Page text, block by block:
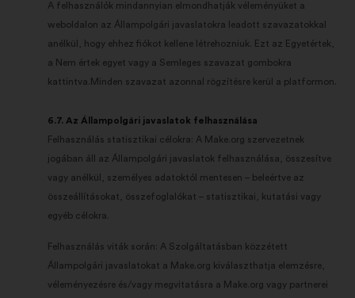
A felhasználók mindannyian elmondhatják véleményüket a
weboldalon az Állampolgári javaslatokra leadott szavazatokkal
anélkül, hogy ehhez fiókot kellene létrehozniuk. Ezt az Egyetértek,
a Nem értek egyet vagy a Semleges szavazat gombokra
kattintva.Minden szavazat azonnal rögzítésre kerül a platformon.
6.7. Az Állampolgári javaslatok felhasználása
Felhasználás statisztikai célokra: A Make.org szervezetnek
jogában áll az Állampolgári javaslatok felhasználása, összesítve
vagy anélkül, személyes adatoktól mentesen – beleértve az
összeállításokat, összefoglalókat – statisztikai, kutatási vagy
egyéb célokra.
Felhasználás viták során: A Szolgáltatásban közzétett
Állampolgári javaslatokat a Make.org kiválaszthatja elemzésre,
véleményezésre és/vagy megvitatásra a Make.org vagy partnerei